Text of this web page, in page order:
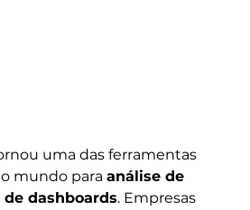
uma das ferramentas
mundo para análise de
de dashboards. Empresas